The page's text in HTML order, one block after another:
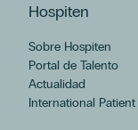
Hospiten
Sobre Hospiten
Portal de Talento
Actualidad
International Patient